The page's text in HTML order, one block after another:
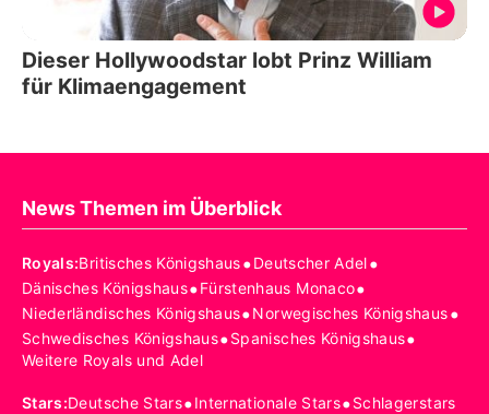
Dieser Hollywoodstar lobt Prinz William
für Klimaengagement
News Themen im Überblick
Royals:Britisches Königshaus•Deutscher Adel•
Dänisches Königshaus•Fürstenhaus Monaco•
Niederländisches Königshaus•Norwegisches Königshaus•
Schwedisches Königshaus•Spanisches Königshaus•
Weitere Royals und Adel
Stars:Deutsche Stars•Internationale Stars•Schlagerstars